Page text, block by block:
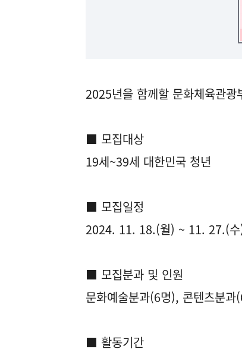
2025년을 함께할 문화체육관
■ 모집대상
19세~39세 대한민국 청년
■ 모집일정
2024. 11. 18.(월) ~ 11. 27.(
■ 모집분과 및 인원
문화예술분과(6명), 콘텐츠분
■ 활동기간